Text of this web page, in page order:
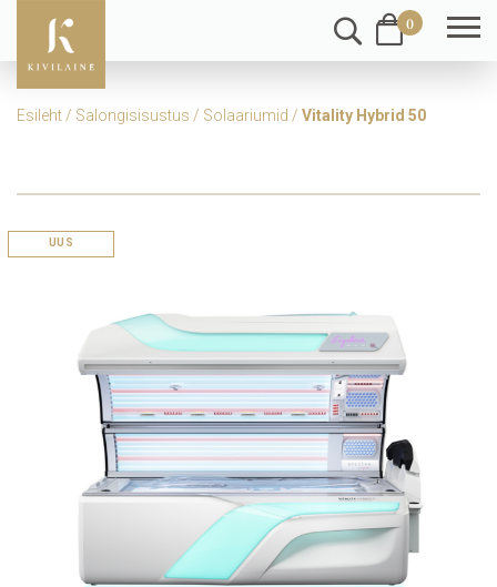
0
Esileht / Salongisisustus / Solaariumid / Vitality Hybrid 50
UUS